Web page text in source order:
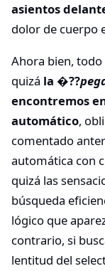
asientos
dolor de cuerpo
Ahora bien,
quizá la �??
encontremos
automático,
comentado
automática con
quizá las
búsqueda
lógico que
contrario, si
lentitud del